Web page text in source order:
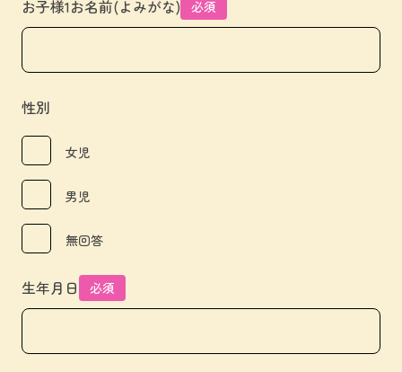
お子様1お名前(よみがな) 必須
性別
女児
男児
無回答
生年月日 必須